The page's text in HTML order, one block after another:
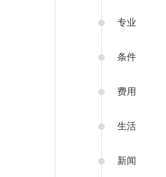
专业
条件
费用
生活
新闻